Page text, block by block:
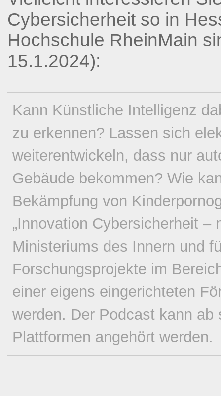
Cybersicherheit so in
Hochschule RheinMain
15.1.2024):
Kann Künstliche Intelligenz
zu erkennen? Lassen sich
weiterentwickeln, dass nur
Gebäude bekommen? Wie
Bekämpfung von
„Innovation Cybersicherheit –
Ministeriums des Innern und
Forschungsprojekte im
einer eigens eingerichteten
werden. Der Podcast kann
Plattformen angehört werden.